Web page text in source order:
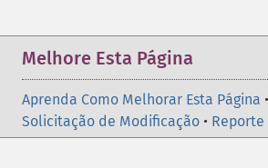
Melhore Esta Página
Aprenda Como Melhorar Esta Página •
Solicitação de Modificação •